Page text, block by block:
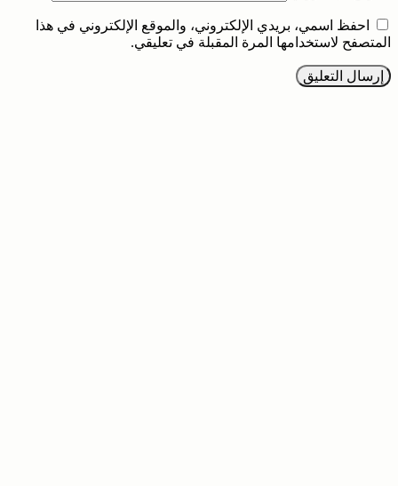
احفظ اسمي، بريدي الإلكتروني، والموقع الإلكتروني في هذا
المتصفح لاستخدامها المرة المقبلة في تعليقي.